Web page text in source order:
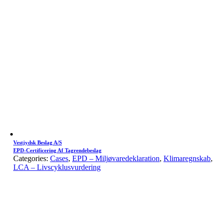
Vestjydsk Beslag A/S
EPD-Certificering Af Tagrendebeslag
Categories: Cases, EPD – Miljøvaredeklaration, Klimaregnskab,
LCA – Livscyklusvurdering